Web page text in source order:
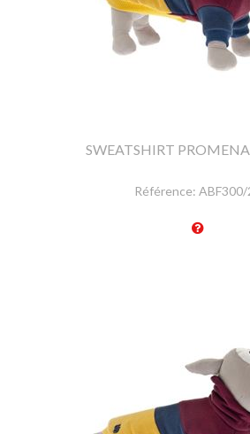
SWEATSHIRT
Référence: ABF300/